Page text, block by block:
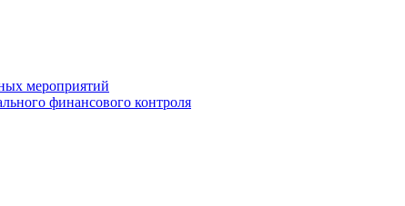
мероприятий
финансового контроля